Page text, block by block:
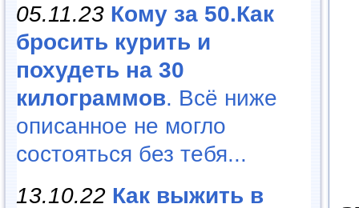
05.11.23 Кому за 50.Как
бросить курить и
похудеть на 30
килограммов. Всё ниже
описанное не могло
состояться без тебя...
13.10.22 Как выжить в